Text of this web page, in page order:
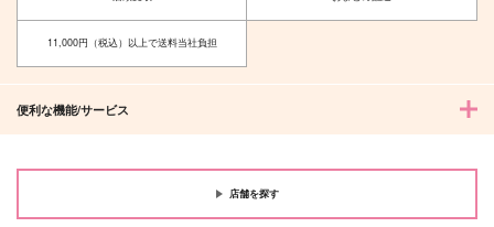
正気喪失
まいにちフィンドニー
nook
旅路
11,000円（税込）以上で送料当社負担
便利な機能/サービス
店舗を探す